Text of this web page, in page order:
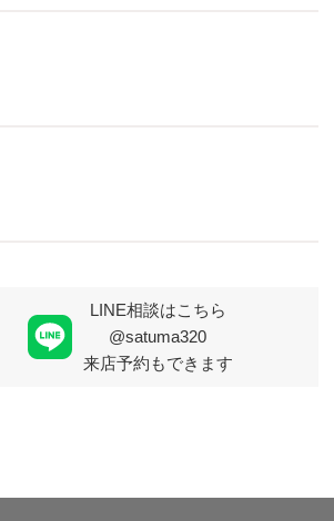
LINE相談はこちら
@satuma320
来店予約もできます